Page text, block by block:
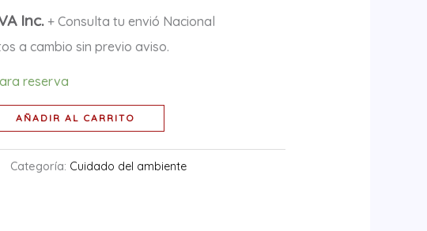
Inc. + Consulta tu envió Nacional
a cambio sin previo aviso.
reserva
AÑADIR AL CARRITO
Categoría: Cuidado del ambiente